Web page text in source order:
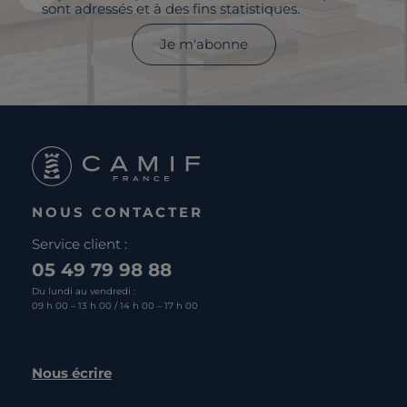
sont adressés et à des fins statistiques.
Je m'abonne
NOUS CONTACTER
Service client :
05 49 79 98 88
Du lundi au vendredi :
09 h 00 – 13 h 00 / 14 h 00 – 17 h 00
Nous écrire